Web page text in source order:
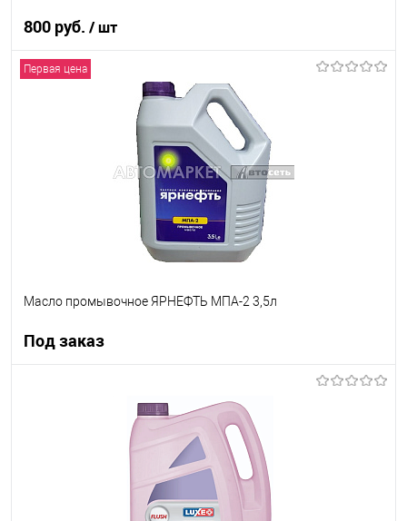
800 руб. / шт
В наличии
Первая цена
Масло промывочное ЯРНЕФТЬ МПА-2 3,5л
Под заказ
Недоступно